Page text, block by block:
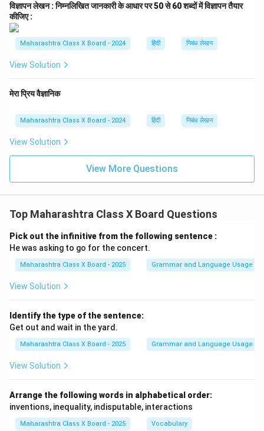
विज्ञापन लेखन : निम्नलिखित जानकारी के आधार पर 50 से 60 शब्दों में विज्ञापन तैयार
कीजिए :
Maharashtra Class X Board - 2024 हिंदी निबंध लेखन
View Solution
मेरा प्रिय वैज्ञानिक
Maharashtra Class X Board - 2024 हिंदी निबंध लेखन
View Solution
View More Questions
Top Maharashtra Class X Board Questions
Pick out the infinitive from the following sentence :
He was asking to go for the concert.
Maharashtra Class X Board - 2025 Grammar and Language Usage
View Solution
Identify the type of the sentence:
Get out and wait in the yard.
Maharashtra Class X Board - 2025 Grammar and Language Usage
View Solution
Arrange the following words in alphabetical order:
inventions, inequality, indisputable, interactions
Maharashtra Class X Board - 2025 Vocabulary